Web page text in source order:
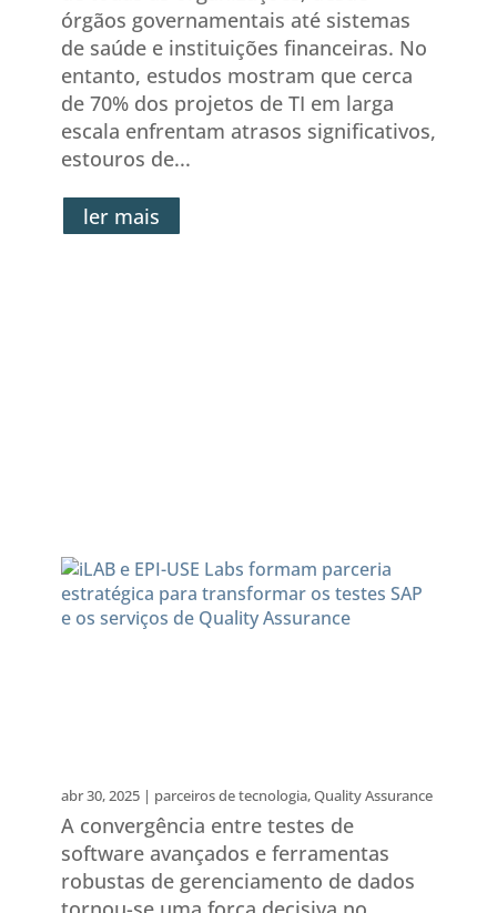
órgãos governamentais até sistemas
de saúde e instituições financeiras. No
entanto, estudos mostram que cerca
de 70% dos projetos de TI em larga
escala enfrentam atrasos significativos,
estouros de...
ler mais
abr 30, 2025| parceiros de tecnologia,Quality Assurance
A convergência entre testes de
software avançados e ferramentas
robustas de gerenciamento de dados